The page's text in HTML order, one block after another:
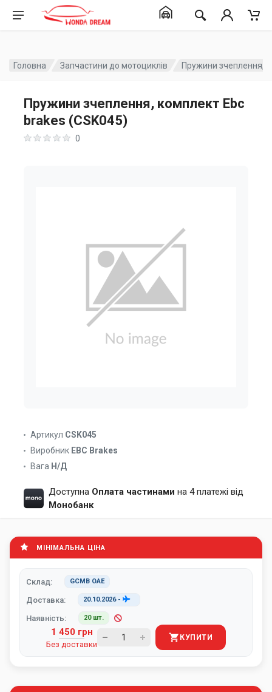
Головна Запчастини до мотоциклів Пружини зчеплення,
Пружини зчеплення, комплект Ebc
brakes (CSK045)
0
Артикул CSK045
Виробник EBC Brakes
Вага Н/Д
Доступна Оплата частинами на 4 платежі від
Монобанк
МІНІМАЛЬНА ЦІНА
Склад: GCMB ОАЕ
Доставка: 20.10.2026-
Наявність: 20 шт.
1 450 грн
Без доставки
КУПИТИ